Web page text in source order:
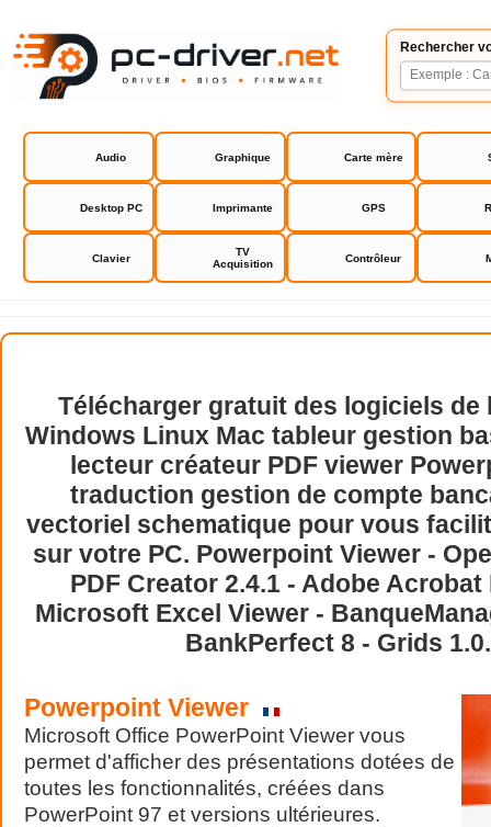
Rechercher
Audio Graphique Carte mère
Desktop PC Imprimante GPS
Clavier
TV
Acquisition
Contrôleur
Télécharger gratuit des logiciels de
Windows Linux Mac tableur gestion
lecteur créateur PDF viewer
traduction gestion de compte
vectoriel schematique pour vous
sur votre PC. Powerpoint Viewer -
PDF Creator 2.4.1 - Adobe Acrobat
Microsoft Excel Viewer -
BankPerfect 8 - Grids
Powerpoint Viewer
Microsoft Office PowerPoint Viewer vous
permet d'afficher des présentations dotées de
toutes les fonctionnalités, créées dans
PowerPoint 97 et versions ultérieures.